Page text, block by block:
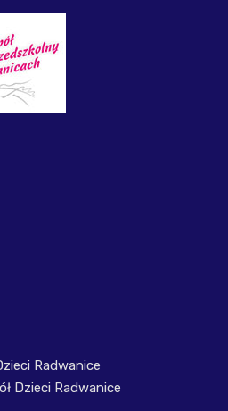
Radwanice
Dzieci Radwanice